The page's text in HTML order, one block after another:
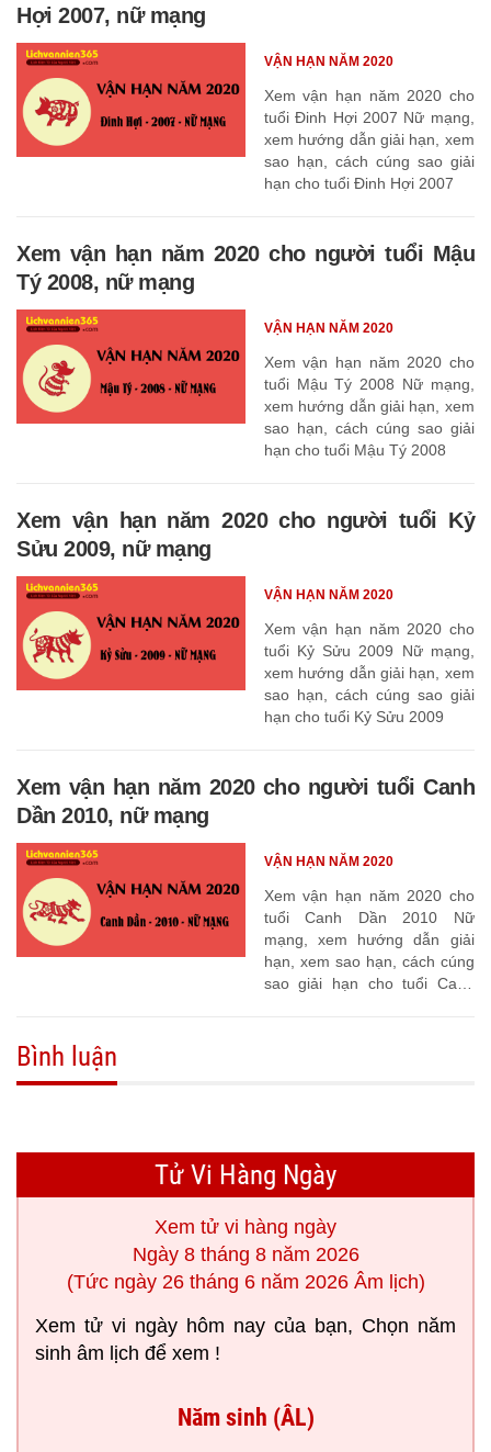
Hợi 2007, nữ mạng
Xem vận hạn năm 2020 cho
tuổi Đinh Hợi 2007 Nữ mạng,
xem hướng dẫn giải hạn, xem
sao hạn, cách cúng sao giải
hạn cho tuổi Đinh Hợi 2007
VẬN HẠN NĂM 2020
Xem vận hạn năm 2020 cho người tuổi Mậu
Tý 2008, nữ mạng
Xem vận hạn năm 2020 cho
tuổi Mậu Tý 2008 Nữ mạng,
xem hướng dẫn giải hạn, xem
sao hạn, cách cúng sao giải
hạn cho tuổi Mậu Tý 2008
VẬN HẠN NĂM 2020
Xem vận hạn năm 2020 cho người tuổi Kỷ
Sửu 2009, nữ mạng
Xem vận hạn năm 2020 cho
tuổi Kỷ Sửu 2009 Nữ mạng,
xem hướng dẫn giải hạn, xem
sao hạn, cách cúng sao giải
hạn cho tuổi Kỷ Sửu 2009
VẬN HẠN NĂM 2020
Xem vận hạn năm 2020 cho người tuổi Canh
Dần 2010, nữ mạng
Xem vận hạn năm 2020 cho
tuổi Canh Dần 2010 Nữ
mạng, xem hướng dẫn giải
hạn, xem sao hạn, cách cúng
sao giải hạn cho tuổi Canh
VẬN HẠN NĂM 2020
Bình luận
Tử Vi Hàng Ngày
Xem tử vi hàng ngày
Ngày 8 tháng 8 năm 2026
(Tức ngày 26 tháng 6 năm 2026 Âm lịch)
Xem tử vi ngày hôm nay của bạn, Chọn năm
sinh âm lịch để xem !
Năm sinh (ÂL)